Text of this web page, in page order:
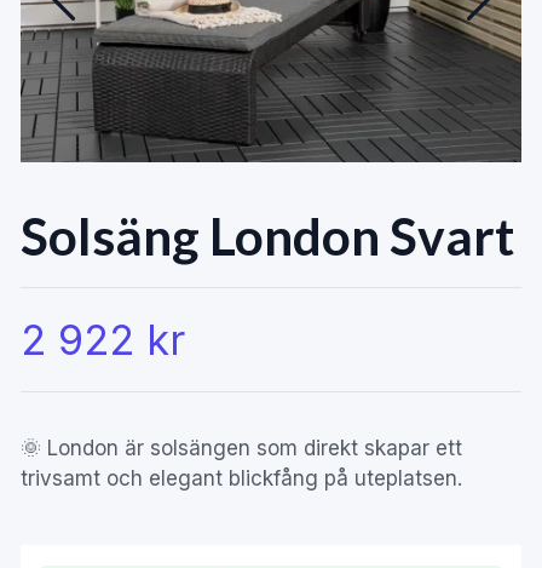
Solsäng London Svart
2 922 kr
🌞 London är solsängen som direkt skapar ett
trivsamt och elegant blickfång på uteplatsen.